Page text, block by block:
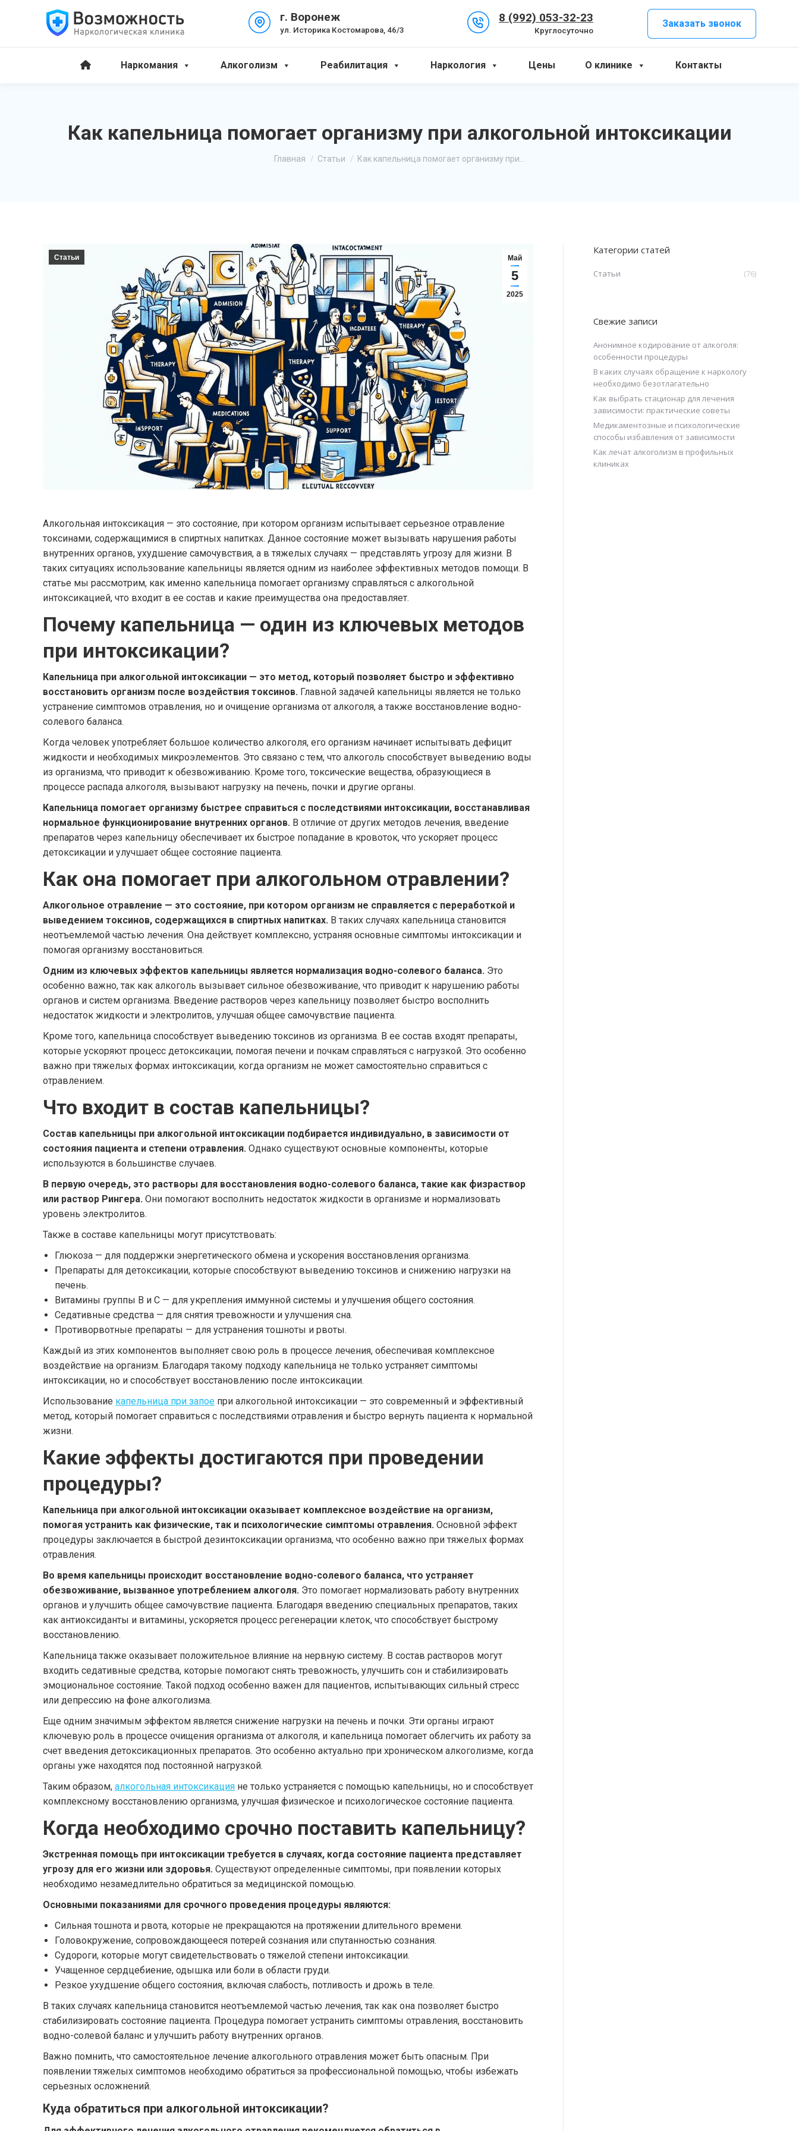
г. Воронеж
ул. Историка Костомарова, 46/3
8 (992) 053-32-23
Круглосуточно
Заказать звонок
Наркомания Алкоголизм Реабилитация Наркология Цены О клинике Контакты
Как капельница помогает организму при алкогольной интоксикации
Вы здесь:
Главная Статьи Как капельница помогает организму при…
Май
5
2025
Статьи
Алкогольная интоксикация — это состояние, при котором организм испытывает серьезное отравление
токсинами, содержащимися в спиртных напитках. Данное состояние может вызывать нарушения работы
внутренних органов, ухудшение самочувствия, а в тяжелых случаях — представлять угрозу для жизни. В
таких ситуациях использование капельницы является одним из наиболее эффективных методов помощи. В
статье мы рассмотрим, как именно капельница помогает организму справляться с алкогольной
интоксикацией, что входит в ее состав и какие преимущества она предоставляет.
Почему капельница — один из ключевых методов
при интоксикации?
Капельница при алкогольной интоксикации — это метод, который позволяет быстро и эффективно
восстановить организм после воздействия токсинов. Главной задачей капельницы является не только
устранение симптомов отравления, но и очищение организма от алкоголя, а также восстановление водно-
солевого баланса.
Когда человек употребляет большое количество алкоголя, его организм начинает испытывать дефицит
жидкости и необходимых микроэлементов. Это связано с тем, что алкоголь способствует выведению воды
из организма, что приводит к обезвоживанию. Кроме того, токсические вещества, образующиеся в
процессе распада алкоголя, вызывают нагрузку на печень, почки и другие органы.
Капельница помогает организму быстрее справиться с последствиями интоксикации, восстанавливая
нормальное функционирование внутренних органов. В отличие от других методов лечения, введение
препаратов через капельницу обеспечивает их быстрое попадание в кровоток, что ускоряет процесс
детоксикации и улучшает общее состояние пациента.
Как она помогает при алкогольном отравлении?
Алкогольное отравление — это состояние, при котором организм не справляется с переработкой и
выведением токсинов, содержащихся в спиртных напитках. В таких случаях капельница становится
неотъемлемой частью лечения. Она действует комплексно, устраняя основные симптомы интоксикации и
помогая организму восстановиться.
Одним из ключевых эффектов капельницы является нормализация водно-солевого баланса. Это
особенно важно, так как алкоголь вызывает сильное обезвоживание, что приводит к нарушению работы
органов и систем организма. Введение растворов через капельницу позволяет быстро восполнить
недостаток жидкости и электролитов, улучшая общее самочувствие пациента.
Кроме того, капельница способствует выведению токсинов из организма. В ее состав входят препараты,
которые ускоряют процесс детоксикации, помогая печени и почкам справляться с нагрузкой. Это особенно
важно при тяжелых формах интоксикации, когда организм не может самостоятельно справиться с
отравлением.
Что входит в состав капельницы?
Состав капельницы при алкогольной интоксикации подбирается индивидуально, в зависимости от
состояния пациента и степени отравления. Однако существуют основные компоненты, которые
используются в большинстве случаев.
В первую очередь, это растворы для восстановления водно-солевого баланса, такие как физраствор
или раствор Рингера. Они помогают восполнить недостаток жидкости в организме и нормализовать
уровень электролитов.
Также в составе капельницы могут присутствовать:
Глюкоза — для поддержки энергетического обмена и ускорения восстановления организма.
Препараты для детоксикации, которые способствуют выведению токсинов и снижению нагрузки на
печень.
Витамины группы В и С — для укрепления иммунной системы и улучшения общего состояния.
Седативные средства — для снятия тревожности и улучшения сна.
Противорвотные препараты — для устранения тошноты и рвоты.
Каждый из этих компонентов выполняет свою роль в процессе лечения, обеспечивая комплексное
воздействие на организм. Благодаря такому подходу капельница не только устраняет симптомы
интоксикации, но и способствует восстановлению после интоксикации.
Использование капельница при запое при алкогольной интоксикации — это современный и эффективный
метод, который помогает справиться с последствиями отравления и быстро вернуть пациента к нормальной
жизни.
Какие эффекты достигаются при проведении
процедуры?
Капельница при алкогольной интоксикации оказывает комплексное воздействие на организм,
помогая устранить как физические, так и психологические симптомы отравления. Основной эффект
процедуры заключается в быстрой дезинтоксикации организма, что особенно важно при тяжелых формах
отравления.
Во время капельницы происходит восстановление водно-солевого баланса, что устраняет
обезвоживание, вызванное употреблением алкоголя. Это помогает нормализовать работу внутренних
органов и улучшить общее самочувствие пациента. Благодаря введению специальных препаратов, таких
как антиоксиданты и витамины, ускоряется процесс регенерации клеток, что способствует быстрому
восстановлению.
Капельница также оказывает положительное влияние на нервную систему. В состав растворов могут
входить седативные средства, которые помогают снять тревожность, улучшить сон и стабилизировать
эмоциональное состояние. Такой подход особенно важен для пациентов, испытывающих сильный стресс
или депрессию на фоне алкоголизма.
Еще одним значимым эффектом является снижение нагрузки на печень и почки. Эти органы играют
ключевую роль в процессе очищения организма от алкоголя, и капельница помогает облегчить их работу за
счет введения детоксикационных препаратов. Это особенно актуально при хроническом алкоголизме, когда
органы уже находятся под постоянной нагрузкой.
Таким образом, алкогольная интоксикация не только устраняется с помощью капельницы, но и способствует
комплексному восстановлению организма, улучшая физическое и психологическое состояние пациента.
Когда необходимо срочно поставить капельницу?
Экстренная помощь при интоксикации требуется в случаях, когда состояние пациента представляет
угрозу для его жизни или здоровья. Существуют определенные симптомы, при появлении которых
необходимо незамедлительно обратиться за медицинской помощью.
Основными показаниями для срочного проведения процедуры являются:
Сильная тошнота и рвота, которые не прекращаются на протяжении длительного времени.
Головокружение, сопровождающееся потерей сознания или спутанностью сознания.
Судороги, которые могут свидетельствовать о тяжелой степени интоксикации.
Учащенное сердцебиение, одышка или боли в области груди.
Резкое ухудшение общего состояния, включая слабость, потливость и дрожь в теле.
В таких случаях капельница становится неотъемлемой частью лечения, так как она позволяет быстро
стабилизировать состояние пациента. Процедура помогает устранить симптомы отравления, восстановить
водно-солевой баланс и улучшить работу внутренних органов.
Важно помнить, что самостоятельное лечение алкогольного отравления может быть опасным. При
появлении тяжелых симптомов необходимо обратиться за профессиональной помощью, чтобы избежать
серьезных осложнений.
Куда обратиться при алкогольной интоксикации?
Категории статей
Статьи (76)
Свежие записи
Анонимное кодирование от алкоголя:
особенности процедуры
В каких случаях обращение к наркологу
необходимо безотлагательно
Как выбрать стационар для лечения
зависимости: практические советы
Медикаментозные и психологические
способы избавления от зависимости
Как лечат алкоголизм в профильных
клиниках